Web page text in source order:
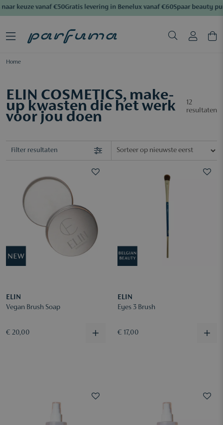
keuze vanaf €50Gratis levering in Benelux vanaf €60Spaar beauty
Home
ELIN COSMETICS, make-
up kwasten die het werk
voor jou doen
12
resultaten
Filter resultaten
ELIN
Vegan Brush Soap
€ 20,00
ELIN
Eyes 3 Brush
€ 17,00